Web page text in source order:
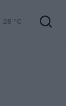
28 °C